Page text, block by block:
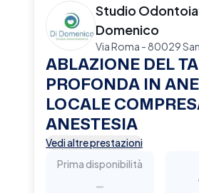
Studio
Domenico
Via Roma - 80029
ABLAZIONE DEL
PROFONDA IN
LOCALE
ANESTESIA
Vedi altre prestazioni
Prima disponibilità
-